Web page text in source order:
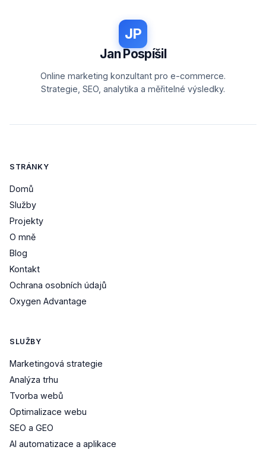
JP
Jan Pospíšil
Online marketing konzultant pro e-commerce.
Strategie, SEO, analytika a měřitelné výsledky.
STRÁNKY
Domů
Služby
Projekty
O mně
Blog
Kontakt
Ochrana osobních údajů
Oxygen Advantage
SLUŽBY
Marketingová strategie
Analýza trhu
Tvorba webů
Optimalizace webu
SEO a GEO
AI automatizace a aplikace